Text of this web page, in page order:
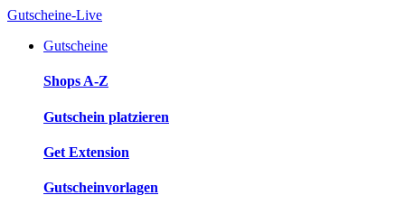
Gutscheine-Live
Gutscheine
Shops A-Z
Gutschein platzieren
Get Extension
Gutscheinvorlagen